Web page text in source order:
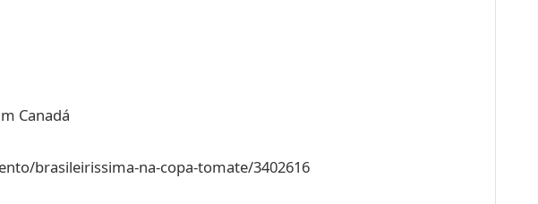
Canadá
brasileirissima-na-copa-tomate/3402616